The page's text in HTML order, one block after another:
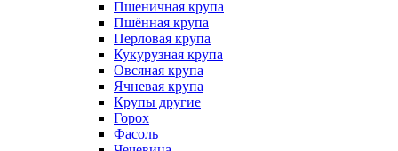
Пшеничная крупа
Пшённая крупа
Перловая крупа
Кукурузная крупа
Овсяная крупа
Ячневая крупа
Крупы другие
Горох
Фасоль